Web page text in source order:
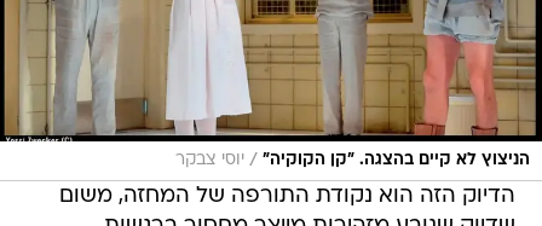
הניצוץ לא קיים בהצגה. "קן הקוקיה" / יוסי צבקר
הדיוק הזה הוא נקודת התורפה של המחזה, משום